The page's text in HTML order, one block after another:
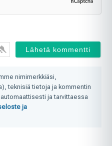
nimimerkkiäsi,
teknisiä tietoja ja kommentin
ja tarvittaessa
ja